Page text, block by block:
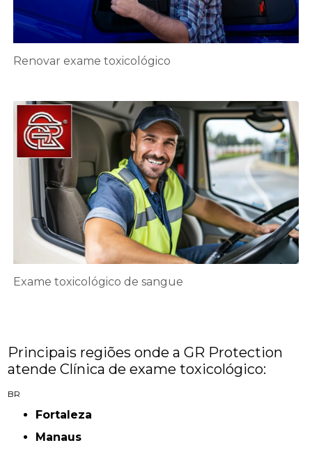
Renovar exame toxicológico
Exame toxicológico de sangue
Principais regiões onde a GR Protection
atende Clínica de exame toxicológico:
BR
Fortaleza
Manaus